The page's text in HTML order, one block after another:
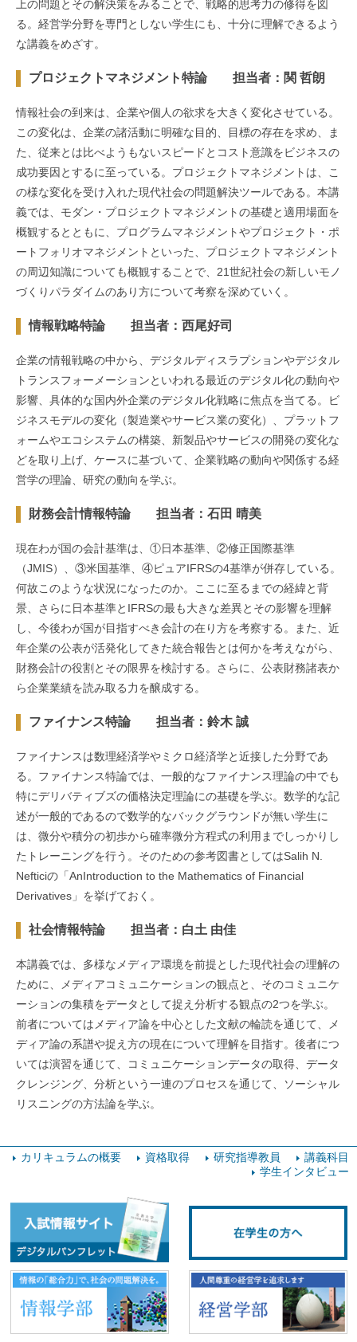
上の問題とその解決策をみることで、戦略的思考力の修得を図
る。経営学分野を専門としない学生にも、十分に理解できるよう
な講義をめざす。
プロジェクトマネジメント特論 担当者：関 哲朗
情報社会の到来は、企業や個人の欲求を大きく変化させている。
この変化は、企業の諸活動に明確な目的、目標の存在を求め、ま
た、従来とは比べようもないスピードとコスト意識をビジネスの
成功要因とするに至っている。プロジェクトマネジメントは、こ
の様な変化を受け入れた現代社会の問題解決ツールである。本講
義では、モダン・プロジェクトマネジメントの基礎と適用場面を
概観するとともに、プログラムマネジメントやプロジェクト・ポ
ートフォリオマネジメントといった、プロジェクトマネジメント
の周辺知識についても概観することで、21世紀社会の新しいモノ
づくりパラダイムのあり方について考察を深めていく。
情報戦略特論 担当者：西尾好司
企業の情報戦略の中から、デジタルディスラプションやデジタル
トランスフォーメーションといわれる最近のデジタル化の動向や
影響、具体的な国内外企業のデジタル化戦略に焦点を当てる。ビ
ジネスモデルの変化（製造業やサービス業の変化）、プラットフ
ォームやエコシステムの構築、新製品やサービスの開発の変化な
どを取り上げ、ケースに基づいて、企業戦略の動向や関係する経
営学の理論、研究の動向を学ぶ。
財務会計情報特論 担当者：石田 晴美
現在わが国の会計基準は、①日本基準、②修正国際基準
（JMIS）、③米国基準、④ピュアIFRSの4基準が併存している。
何故このような状況になったのか。ここに至るまでの経緯と背
景、さらに日本基準とIFRSの最も大きな差異とその影響を理解
し、今後わが国が目指すべき会計の在り方を考察する。また、近
年企業の公表が活発化してきた統合報告とは何かを考えながら、
財務会計の役割とその限界を検討する。さらに、公表財務諸表か
ら企業業績を読み取る力を醸成する。
ファイナンス特論 担当者：鈴木 誠
ファイナンスは数理経済学やミクロ経済学と近接した分野であ
る。ファイナンス特論では、一般的なファイナンス理論の中でも
特にデリバティブズの価格決定理論にの基礎を学ぶ。数学的な記
述が一般的であるので数学的なバックグラウンドが無い学生に
は、微分や積分の初歩から確率微分方程式の利用までしっかりし
たトレーニングを行う。そのための参考図書としてはSalih N.
Nefticiの「AnIntroduction to the Mathematics of Financial
Derivatives」を挙げておく。
社会情報特論 担当者：白土 由佳
本講義では、多様なメディア環境を前提とした現代社会の理解の
ために、メディアコミュニケーションの観点と、そのコミュニケ
ーションの集積をデータとして捉え分析する観点の2つを学ぶ。
前者についてはメディア論を中心とした文献の輪読を通じて、メ
ディア論の系譜や捉え方の現在について理解を目指す。後者につ
いては演習を通じて、コミュニケーションデータの取得、データ
クレンジング、分析という一連のプロセスを通じて、ソーシャル
リスニングの方法論を学ぶ。
カリキュラムの概要 資格取得 研究指導教員
講義科目
学生インタビュー